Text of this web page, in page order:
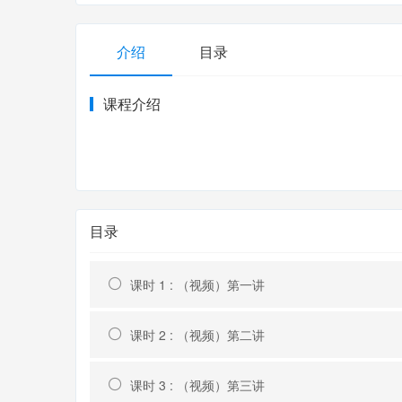
介绍 目录
课程介绍
目录
课时 1 : （视频）第一讲
课时 2 : （视频）第二讲
课时 3 : （视频）第三讲